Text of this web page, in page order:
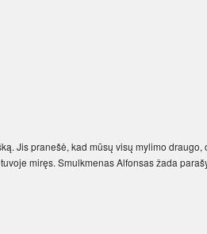
Jis pranešė, kad mūsų visų mylimo draugo,
miręs. Smulkmenas Alfonsas žada